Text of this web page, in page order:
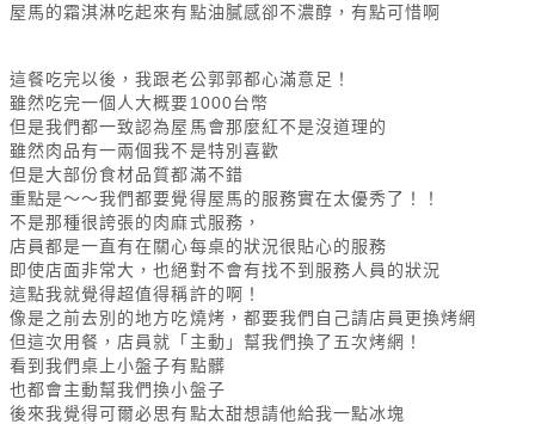
屋馬的霜淇淋吃起來有點油膩感卻不濃醇，有點可惜啊
這餐吃完以後，我跟老公郭郭都心滿意足！
雖然吃完一個人大概要1000台幣
但是我們都一致認為屋馬會那麼紅不是沒道理的
雖然肉品有一兩個我不是特別喜歡
但是大部份食材品質都滿不錯
重點是～～我們都要覺得屋馬的服務實在太優秀了！！
不是那種很誇張的肉麻式服務，
店員都是一直有在關心每桌的狀況很貼心的服務
即使店面非常大，也絕對不會有找不到服務人員的狀況
這點我就覺得超值得稱許的啊！
像是之前去別的地方吃燒烤，都要我們自己請店員更換烤網
但這次用餐，店員就「主動」幫我們換了五次烤網！
看到我們桌上小盤子有點髒
也都會主動幫我們換小盤子
後來我覺得可爾必思有點太甜想請他給我一點冰塊